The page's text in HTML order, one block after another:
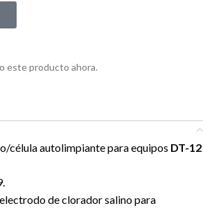
este producto ahora.
célula autolimpiante para equipos DT-12
de clorador salino para